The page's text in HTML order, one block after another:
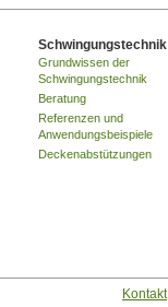
Schwingungstechnik
Grundwissen der
Schwingungstechnik
Beratung
Referenzen und
Anwendungsbeispiele
Deckenabstützungen
Kontakt